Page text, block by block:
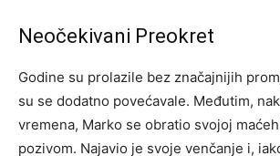
Neočekivani Preokret
Godine su prolazile bez značajnijih
su se dodatno povećavale. Međutim,
vremena, Marko se obratio svojoj
pozivom. Najavio je svoje venčanje i,